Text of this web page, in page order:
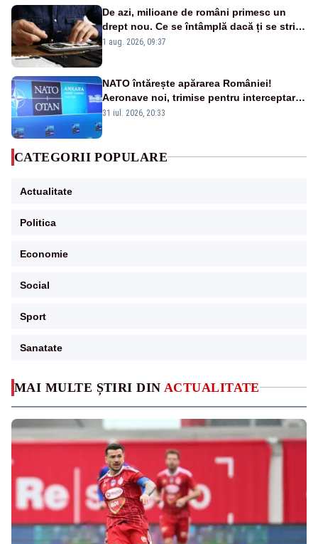
MAI MULTE ȘTIRI DIN ACTUALITATE
De azi, milioane de români primesc un
drept nou. Ce se întâmplă dacă ți se strică
un produs
1 aug. 2026, 09:37
NATO întărește apărarea României!
Aeronave noi, trimise pentru interceptarea
și distrugerea dronelor
31 iul. 2026, 20:33
CATEGORII POPULARE
Actualitate
Politica
Economie
Social
Sport
Sanatate